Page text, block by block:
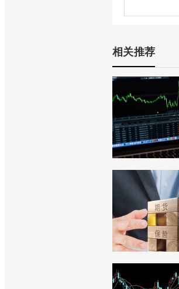
相关推荐